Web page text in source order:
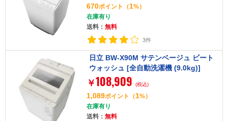
670ポイント （1%）
在庫有り
送料： 無料
3件
日立 BW-X90M サテンベージュ ビート
ウォッシュ [全自動洗濯機 (9.0kg)]
￥108,909 (税込)
1,089ポイント （1%）
在庫有り
送料： 無料